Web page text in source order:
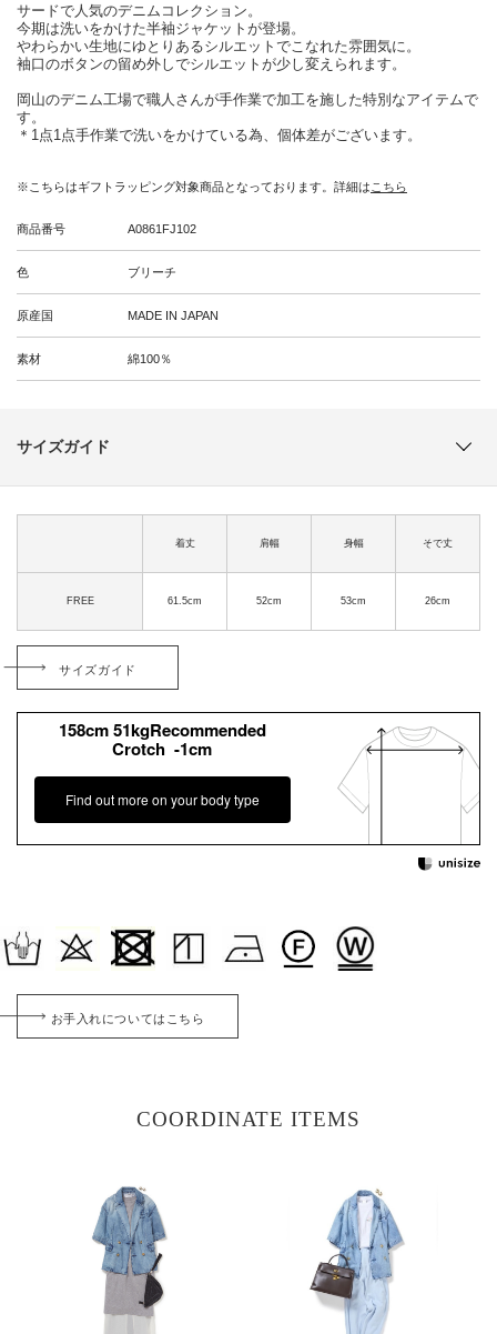
サードで人気のデニムコレクション。
今期は洗いをかけた半袖ジャケットが登場。
やわらかい生地にゆとりあるシルエットでこなれた雰囲気に。
袖口のボタンの留め外しでシルエットが少し変えられます。
岡山のデニム工場で職人さんが手作業で加工を施した特別なアイテムで
す。
＊1点1点手作業で洗いをかけている為、個体差がございます。
※こちらはギフトラッピング対象商品となっております。詳細は こちら
商品番号 A0861FJ102
色 ブリーチ
原産国 MADE IN JAPAN
素材 綿100％
サイズガイド
着丈 肩幅 身幅 そで丈
FREE 61.5cm 52cm 53cm 26cm
サイズガイド
158cm 51kgRecommended
Crotch -1cm
Find out more on your body type
お手入れについてはこちら
COORDINATE ITEMS